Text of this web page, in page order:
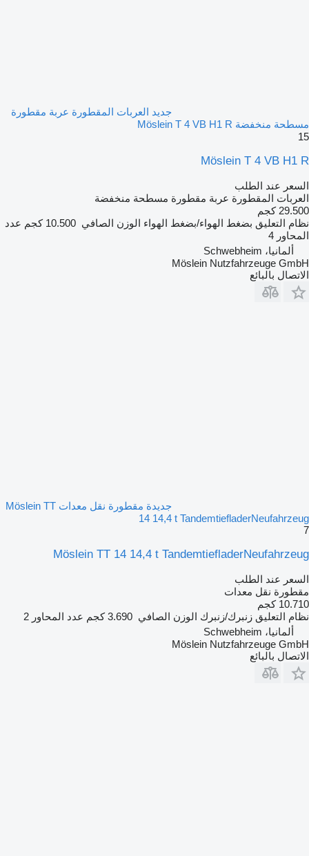
جديد العربات المقطورة عربة مقطورة
مسطحة منخفضة Möslein T 4 VB H1 R
15
Möslein T 4 VB H1 R
السعر عند الطلب
العربات المقطورة عربة مقطورة مسطحة منخفضة
29.500 كجم
نظام التعليق بضغط الهواء/بضغط الهواء الوزن الصافي 10.500 كجم
عدد
المحاور 4
ألمانيا، Schwebheim
Möslein Nutzfahrzeuge GmbH
الاتصال بالبائع
جديدة مقطورة نقل معدات Möslein TT
14 14,4 t TandemtiefladerNeufahrzeug
7
Möslein TT 14 14,4 t TandemtiefladerNeufahrzeug
السعر عند الطلب
مقطورة نقل معدات
10.710 كجم
نظام التعليق زنبرك/زنبرك الوزن الصافي 3.690 كجم عدد المحاور 2
ألمانيا، Schwebheim
Möslein Nutzfahrzeuge GmbH
الاتصال بالبائع